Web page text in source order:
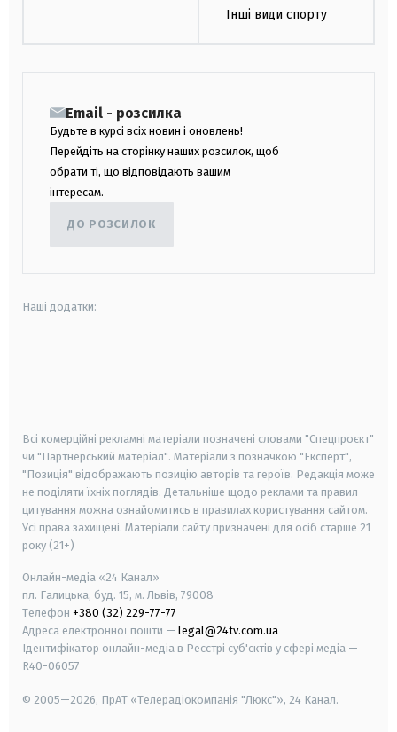
Інші види спорту
Email - розсилка
Будьте в курсі всіх новин і оновлень!
Перейдіть на сторінку наших розсилок, щоб
обрати ті, що відповідають вашим
інтересам.
ДО РОЗСИЛОК
Наші додатки:
Всі комерційні рекламні матеріали позначені словами "Спецпроєкт"
чи "Партнерський матеріал". Матеріали з позначкою "Експерт",
"Позиція" відображають позицію авторів та героїв. Редакція може
не поділяти їхніх поглядів. Детальніше щодо реклами та правил
цитування можна ознайомитись в правилах користування сайтом.
Усі права захищені. Матеріали сайту призначені для осіб старше 21
року (21+)
Онлайн-медіа «24 Канал»
пл. Галицька, буд. 15, м. Львів, 79008
Телефон +380 (32) 229-77-77
Адреса електронної пошти — legal@24tv.com.ua
Ідентифікатор онлайн-медіа в Реєстрі суб'єктів у сфері медіа —
R40-06057
© 2005—2026, ПрАТ «Телерадіокомпанія "Люкс"», 24 Канал.